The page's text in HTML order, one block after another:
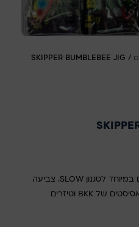
/
SKIPPER BUMBLEBEE JIG
ג'יג איכותי מבית SKIPPER מתאים במיוחד לסגנון SLOW. צביעה
איכותית ועמידה. מגיע מצויד עם אסיסטים של BKK וטיזרים